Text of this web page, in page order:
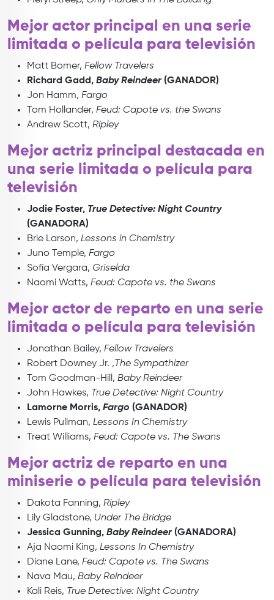
Mejor actor principal en una serie
limitada o película para televisión
Matt Bomer, Fellow Travelers
Richard Gadd, Baby Reindeer (GANADOR)
Jon Hamm, Fargo
Tom Hollander, Feud: Capote vs. the Swans
Andrew Scott, Ripley
Mejor actriz principal destacada en
una serie limitada o película para
televisión
Jodie Foster, True Detective: Night Country
(GANADORA)
Brie Larson, Lessons in Chemistry
Juno Temple, Fargo
Sofía Vergara, Griselda
Naomi Watts, Feud: Capote vs. the Swans
Mejor actor de reparto en una serie
limitada o película para televisión
Jonathan Bailey, Fellow Travelers
Robert Downey Jr. , The Sympathizer
Tom Goodman-Hill, Baby Reindeer
John Hawkes, True Detective: Night Country
Lamorne Morris, Fargo (GANADOR)
Lewis Pullman, Lessons In Chemistry
Treat Williams, Feud: Capote vs. The Swans
Mejor actriz de reparto en una
miniserie o película para televisión
Dakota Fanning, Ripley
Lily Gladstone, Under The Bridge
Jessica Gunning, Baby Reindeer (GANADORA)
Aja Naomi King, Lessons In Chemistry
Diane Lane, Feud: Capote vs. The Swans
Nava Mau, Baby Reindeer
Kali Reis, True Detective: Night Country